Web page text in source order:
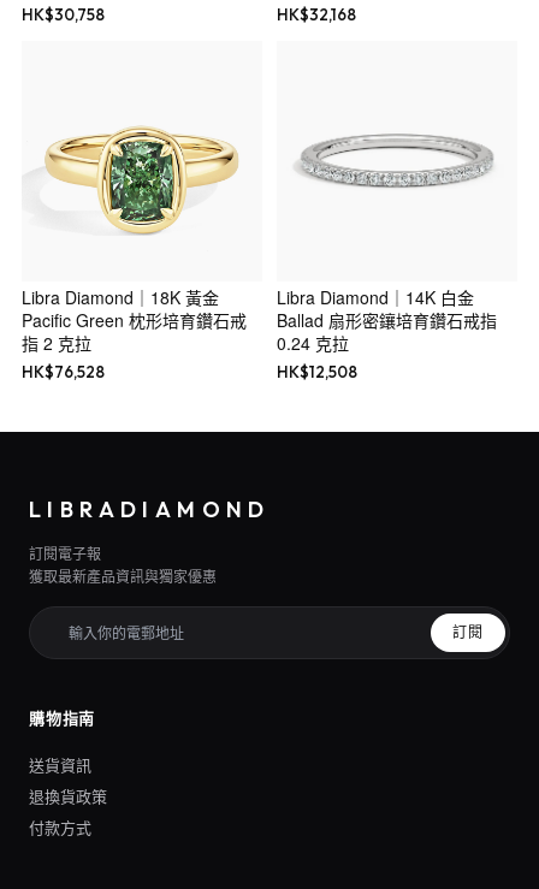
HK$30,758 HK$32,168
Libra Diamond｜18K 黃金
Pacific Green 枕形培育鑽石戒
指 2 克拉
HK$76,528
Libra Diamond｜14K 白金
Ballad 扇形密鑲培育鑽石戒指
0.24 克拉
HK$12,508
LIBRADIAMOND
訂閱電子報
獲取最新產品資訊與獨家優惠
訂閱
購物指南
送貨資訊
退換貨政策
付款方式